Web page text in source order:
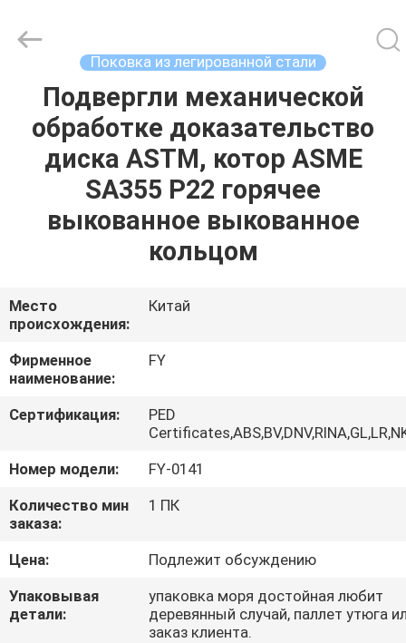
ДОМ
ПРОДУКТЫ
РОЛИКИ
НАС
ПУТЕШЕСТВИЕ
ФАБРИКИ
КАЧЕСТВА
СВЯЖИТЕСЬ
МЫ
НОВОСТИ
Flange
Поковка из легированной стали
Подвергли механической
обработке доказательство
диска ASTM, котор ASME
SA355 P22 горячее
выкованное выкованное
кольцом
Место
происхождения:
Китай
Фирменное
наименование:
FY
Сертификация:
PED
Номер модели:
FY-0141
Количество мин
заказа:
1 ПК
Цена:
Подлежит обсуждению
Упаковывая
детали:
упаковка моря достойная любит
деревянный случай, паллет утюга
заказ клиента.